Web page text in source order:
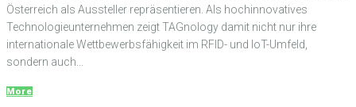
Österreich als Aussteller repräsentieren. Als hochinnovatives
Technologieunternehmen zeigt TAGnology damit nicht nur ihre
internationale Wettbewerbsfähigkeit im RFID- und IoT-Umfeld,
sondern auch...
More